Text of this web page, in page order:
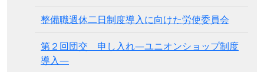
整備職週休二日制度導入に向けた労使委員会
第２回団交 申し入れ―ユニオンショップ制度
導入―